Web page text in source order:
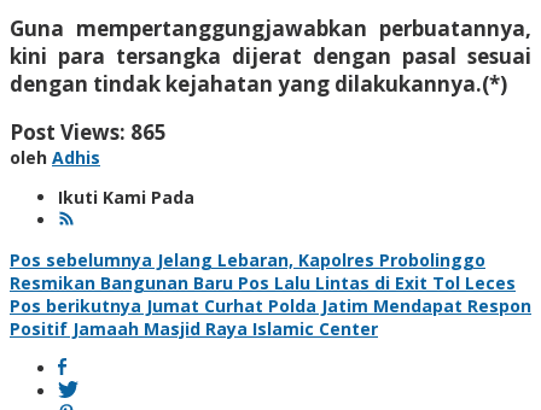
Guna mempertanggungjawabkan perbuatannya,
kini para tersangka dijerat dengan pasal sesuai
dengan tindak kejahatan yang dilakukannya.(*)
Post Views: 865
oleh Adhis
Ikuti Kami Pada
Navigasi
pos
Pos sebelumnya Jelang Lebaran, Kapolres Probolinggo
Resmikan Bangunan Baru Pos Lalu Lintas di Exit Tol Leces
Pos berikutnya Jumat Curhat Polda Jatim Mendapat Respon
Positif Jamaah Masjid Raya Islamic Center